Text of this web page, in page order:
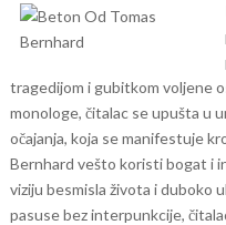
tragedijom i gubitkom voljene
monologe, čitalac se upušta u
očajanja, koja se manifestuje
Bernhard vešto koristi bogat i
viziju besmisla života i duboko
pasuse bez interpunkcije,